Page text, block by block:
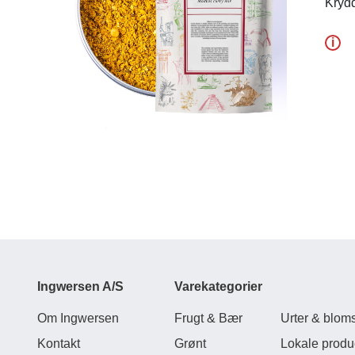
i
Ingwersen A/S
Om Ingwersen
Kontakt
Varekategorier
Frugt & Bær
Grønt
Urter &
Lokale